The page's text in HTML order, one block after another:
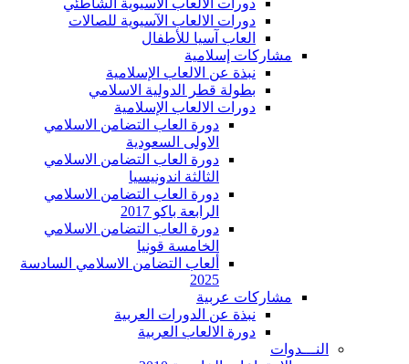
دورات الالعاب الآسيوية الشاطئي
دورات الالعاب الآسيوية للصالات
العاب آسيا للأطفال
مشاركات إسلامية
نبذة عن الالعاب الإسلامية
بطولة قطر الدولية الاسلامي
دورات الالعاب الإسلامية
دورة العاب التضامن الاسلامي
الاولى السعودية
دورة العاب التضامن الاسلامي
الثالثة اندونيسيا
دورة العاب التضامن الاسلامي
الرابعة باكو 2017
دورة العاب التضامن الاسلامي
الخامسة قونيا
ألعاب التضامن الاسلامي السادسة
2025
مشاركات عربية
نبذة عن الدورات العربية
دورة الالعاب العربية
النـــدوات